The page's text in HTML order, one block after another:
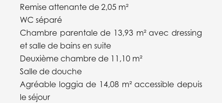
Remise attenante de 2,05 m²
WC séparé
Chambre parentale de 13,93 m² avec dressing
et salle de bains en suite
Deuxième chambre de 11,10 m²
Salle de douche
Agréable loggia de 14,08 m² accessible depuis
le séjour